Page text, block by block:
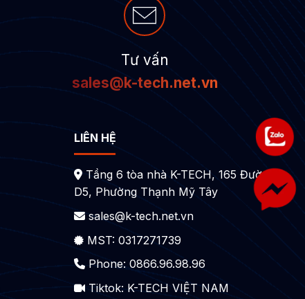
Tư vấn
sales@k-tech.net.vn
LIÊN HỆ
Tầng 6 tòa nhà K-TECH, 165 Đường
D5, Phường Thạnh Mỹ Tây
sales@k-tech.net.vn
MST: 0317271739
Phone: 0866.96.98.96
Tiktok: K-TECH VIỆT NAM